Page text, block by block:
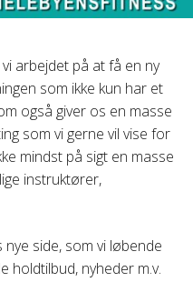
arbejdet på at få en ny
som ikke kun har et
også giver os en masse
som vi gerne vil vise for
mindst på sigt en masse
instruktører,
side, som vi løbende
holdtilbud, nyheder m.v.